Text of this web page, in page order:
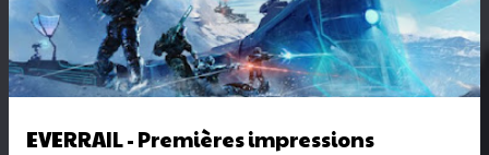
EVERRAIL - Premières impressions